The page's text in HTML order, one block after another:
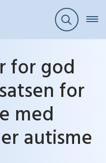
for god
for
med
autisme